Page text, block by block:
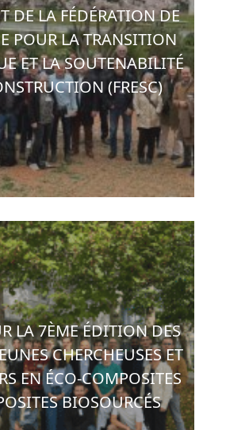
DE LA FÉDÉRATION DE
POUR LA TRANSITION
ET LA SOUTENABILITÉ
(FRESC)
LA 7ÈME ÉDITION DES
CHERCHEUSES ET
EN ÉCO-COMPOSITES
BIOSOURCÉS